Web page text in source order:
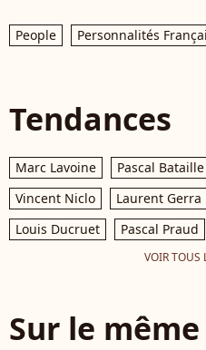
People Personnalités
Tendances
Marc Lavoine Pascal Bataille
Vincent Niclo
Laurent Gerra
Louis Ducruet
Pascal Praud
VOIR TOUS
Sur le